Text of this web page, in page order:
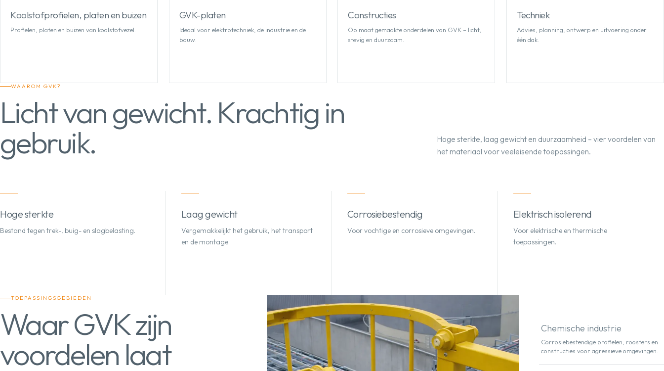
Koolstofprofielen, platen en buizen
Profielen, platen en buizen van koolstofvezel.
GVK-platen
Ideaal voor elektrotechniek, de industrie en de
bouw.
Constructies
Op maat gemaakte onderdelen van GVK – licht,
stevig en duurzaam.
Techniek
Advies, planning, ontwerp en uitvoering onder
één dak.
WAAROM GVK?
Licht van gewicht. Krachtig in
gebruik.
Hoge sterkte, laag gewicht en duurzaamheid – vier voordelen van
het materiaal voor veeleisende toepassingen.
Hoge sterkte
Bestand tegen trek-, buig- en slagbelasting.
Laag gewicht
Vergemakkelijkt het gebruik, het transport
en de montage.
Corrosiebestendig
Voor vochtige en corrosieve omgevingen.
Elektrisch isolerend
Voor elektrische en thermische
toepassingen.
TOEPASSINGSGEBIEDEN
Waar GVK zijn
voordelen laat
Chemische industrie
Corrosiebestendige profielen, roosters en
constructies voor agressieve omgevingen.